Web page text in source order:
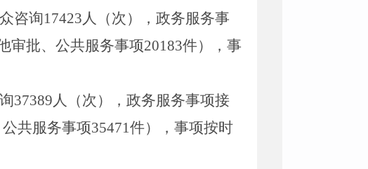
咨询17423人 （次 ），政务服务事
审批、 公共服务事项20183件），事
37389人 （次 ），政务服务事项接
公共服务事项35471件），事项按时